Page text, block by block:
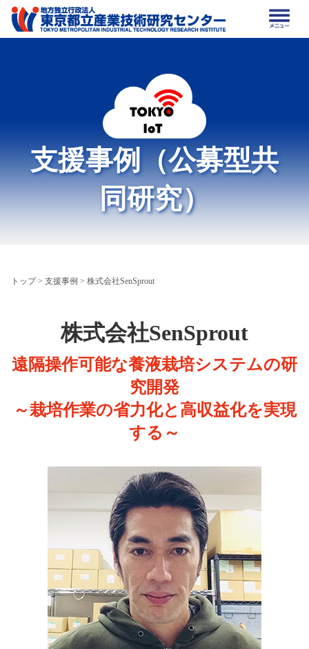
支援事例（公募型共
同研究）
トップ> 支援事例 > 株式会社SenSprout
株式会社SenSprout
遠隔操作可能な養液栽培システムの研
究開発
～栽培作業の省力化と高収益化を実現
する～